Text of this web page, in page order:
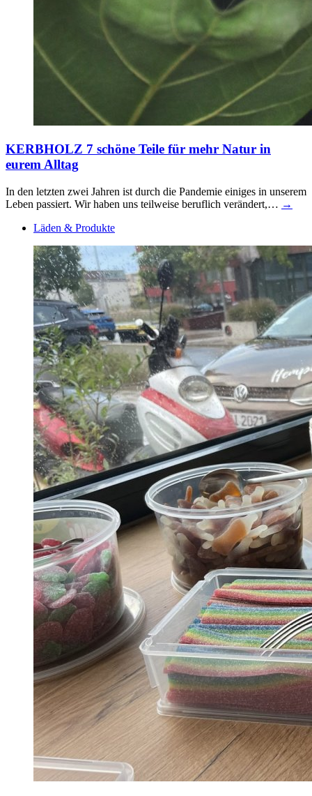
KERBHOLZ 7 schöne Teile für mehr Natur in
eurem Alltag
In den letzten zwei Jahren ist durch die Pandemie einiges in unserem
Leben passiert. Wir haben uns teilweise beruflich verändert,… →
Läden & Produkte